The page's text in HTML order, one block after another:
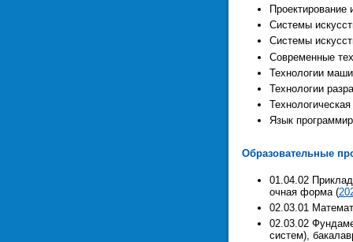
Проектирование
Системы
Системы
Современные
Технологии
Технологии
Язык
Образовательные
01.04.02
очная форма (
02.03.01
02.03.02
систем),